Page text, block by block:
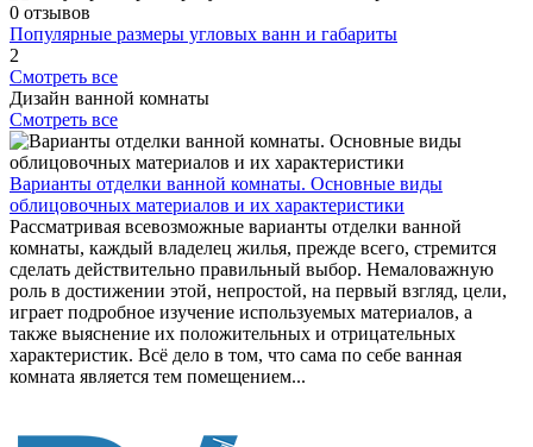
0 отзывов
Популярные размеры угловых ванн и габариты
2
Смотреть все
Дизайн ванной комнаты
Смотреть все
Варианты отделки ванной комнаты. Основные виды
облицовочных материалов и их характеристики
Рассматривая всевозможные варианты отделки ванной
комнаты, каждый владелец жилья, прежде всего, стремится
сделать действительно правильный выбор. Немаловажную
роль в достижении этой, непростой, на первый взгляд, цели,
играет подробное изучение используемых материалов, а
также выяснение их положительных и отрицательных
характеристик. Всё дело в том, что сама по себе ванная
комната является тем помещением...